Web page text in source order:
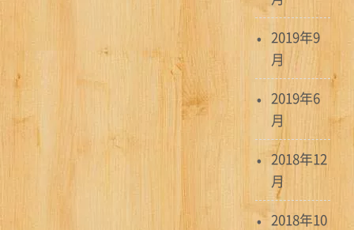
2019年9
月
2019年6
月
2018年12
月
2018年10